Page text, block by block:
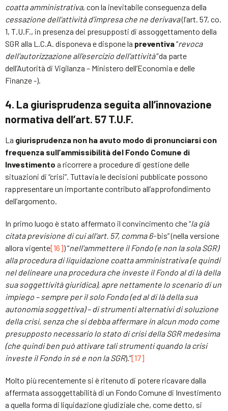
coatta amministrativa, con la inevitabile conseguenza della
cessazione dell’attività d’impresa che ne derivava(l’art. 57, co.
1, T.U.F., in presenza dei presupposti di assoggettamento della
SGR alla L.C.A. disponeva e dispone la preventiva“revoca
dell’autorizzazione all’esercizio dell’attività”da parte
dell’Autorità di Vigilanza – Ministero dell’Economia e delle
Finanze -).
4. La giurisprudenza seguita all’innovazione
normativa dell’art. 57 T.U.F.
La giurisprudenza non ha avuto modo di pronunciarsi con
frequenza sull’ammissibilità del Fondo Comune di
Investimento a ricorrere a procedure di gestione delle
situazioni di “crisi”. Tuttavia le decisioni pubblicate possono
rappresentare un importante contributo all’approfondimento
dell’argomento.
In primo luogo è stato affermato il convincimento che “la già
citata previsione di cui all’art. 57, comma 6-bis” (nella versione
allora vigente[16]) “nell’ammettere il Fondo (e non la sola SGR)
alla procedura di liquidazione coatta amministrativa (e quindi
nel delineare una procedura che investe il Fondo al di là della
sua soggettività giuridica), apre nettamente lo scenario di un
impiego – sempre per il solo Fondo (ed al di là della sua
autonomia soggettiva) – di strumenti alternativi di soluzione
della crisi, senza che si debba affermare in alcun modo come
presupposto necessario lo stato di crisi della SGR medesima
(che quindi ben può attivare tali strumenti quando la crisi
investe il Fondo in sé e non la SGR).”[17]
Molto più recentemente si è ritenuto di potere ricavare dalla
affermata assoggettabilità di un Fondo Comune di Investimento
a quella forma di liquidazione giudiziale che, come detto, si